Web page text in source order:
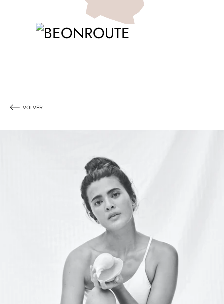
VOLVER